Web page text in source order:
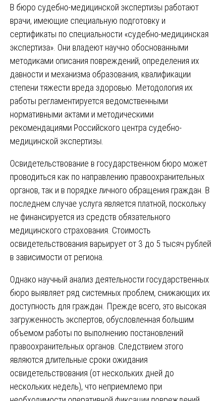
В бюро судебно-медицинской экспертизы работают
врачи, имеющие специальную подготовку и
сертификаты по специальности «судебно-медицинская
экспертиза». Они владеют научно обоснованными
методиками описания повреждений, определения их
давности и механизма образования, квалификации
степени тяжести вреда здоровью. Методология их
работы регламентируется ведомственными
нормативными актами и методическими
рекомендациями Российского центра судебно-
медицинской экспертизы.
Освидетельствование в государственном бюро может
проводиться как по направлению правоохранительных
органов, так и в порядке личного обращения граждан. В
последнем случае услуга является платной, поскольку
не финансируется из средств обязательного
медицинского страхования. Стоимость
освидетельствования варьирует от 3 до 5 тысяч рублей
в зависимости от региона.
Однако научный анализ деятельности государственных
бюро выявляет ряд системных проблем, снижающих их
доступность для граждан. Прежде всего, это высокая
загруженность экспертов, обусловленная большим
объемом работы по выполнению постановлений
правоохранительных органов. Следствием этого
являются длительные сроки ожидания
освидетельствования (от нескольких дней до
нескольких недель), что неприемлемо при